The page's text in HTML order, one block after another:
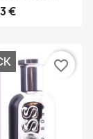
€
favorite_border